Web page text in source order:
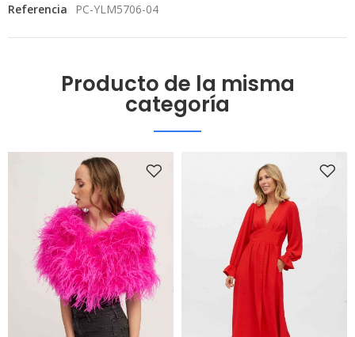
Referencia PC-YLM5706-04
Producto de la misma
categoría